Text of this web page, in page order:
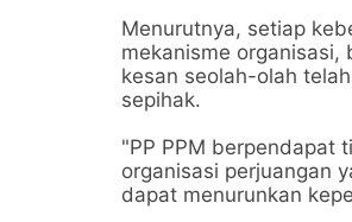
Menurutnya, setiap
mekanisme organisasi,
kesan seolah-olah
sepihak.
"PP PPM berpendapat
organisasi perjuangan
dapat menurunkan